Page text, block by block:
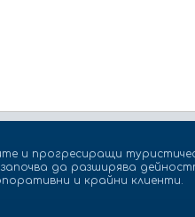
и прогресиращи
да разширява
и крайни клиенти.